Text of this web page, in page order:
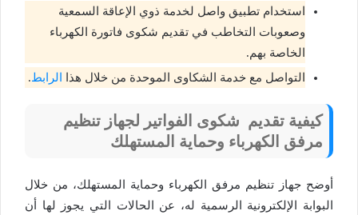
استخدام تطبيق واصل لخدمة ذوي الإعاقة السمعية
وصعوبات التخاطب في تقديم شكوى فاتورة الكهرباء
الخاصة بهم.
التواصل مع خدمة الشكاوى الموحدة من خلال هذا
الرابط.
كيفية تقديم شكوى الفواتير لجهاز تنظيم
مرفق الكهرباء وحماية المستهلك
أوضح جهاز تنظيم مرفق الكهرباء وحماية المستهلك، من خلال
البوابة الإلكترونية الرسمية له، عن الحالات التي يجوز لها أن